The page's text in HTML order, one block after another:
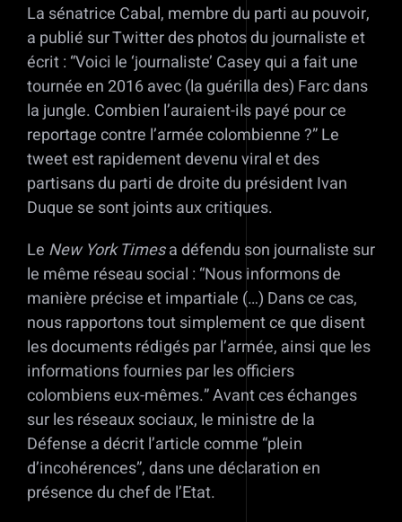
La sénatrice Cabal, membre du parti au pouvoir,
a publié sur Twitter des photos du journaliste et
écrit : “Voici le ‘journaliste’ Casey qui a fait une
tournée en 2016 avec (la guérilla des) Farc dans
la jungle. Combien l’auraient-ils payé pour ce
reportage contre l’armée colombienne ?” Le
tweet est rapidement devenu viral et des
partisans du parti de droite du président Ivan
Duque se sont joints aux critiques.
Le New York Timesa défendu son journaliste sur
le même réseau social : “Nous informons de
manière précise et impartiale (…) Dans ce cas,
nous rapportons tout simplement ce que disent
les documents rédigés par l’armée, ainsi que les
informations fournies par les officiers
colombiens eux-mêmes.” Avant ces échanges
sur les réseaux sociaux, le ministre de la
Défense a décrit l’article comme “plein
d’incohérences”, dans une déclaration en
présence du chef de l’Etat.